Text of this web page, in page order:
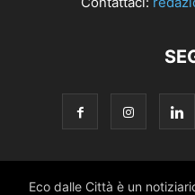
Eco dalle Città è un